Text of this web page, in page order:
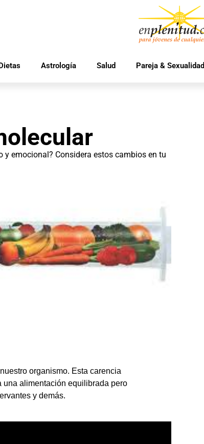
Astrología Salud Pareja & Sexualidad
emocional? Considera estos cambios en tu
organismo. Esta carencia
una alimentación equilibrada pero
y demás.